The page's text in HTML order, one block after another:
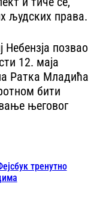
људских права.
позвао
12. маја
Ратка Младића
бити
његовог
тренутно